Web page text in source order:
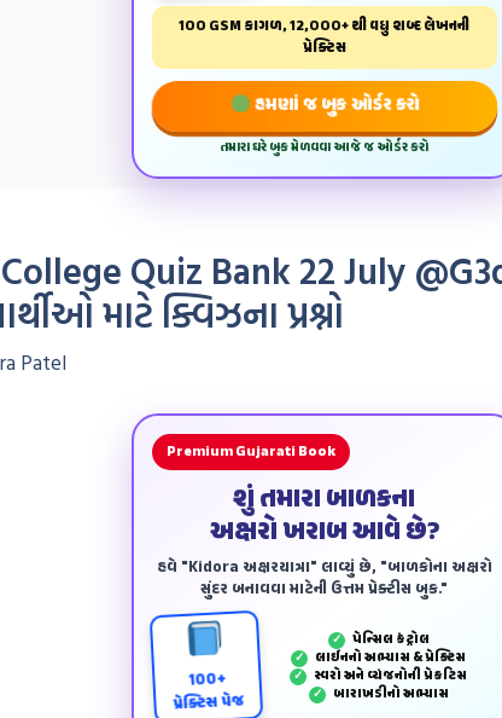
100 GSM કાગળ, 12,000+ થી વધુ શબ્દ લેખનની
પ્રેક્ટિસ
હમણાં જ બુક ઓર્ડર કરો
તમારા ઘરે બુક મેળવવા આજે જ ઓર્ડર કરો
Quiz Bank 22 July
માટે ક્વિઝના પ્રશ્નો
Patel
Premium Gujarati Book
શું તમારા બાળકના
અક્ષરો ખરાબ આવે છે?
હવે "Kidora અક્ષરયાત્રા" લાવ્યું છે, "બાળકોના અક્ષરો
સુંદર બનાવવા માટેની ઉત્તમ પ્રેક્ટીસ બુક."
100+
પ્રેક્ટિસ પેજ
✓ પેન્‍સિલ કંટ્રોલ
✓ લાઈનનો અભ્યાસ & પ્રેક્ટિસ
✓ સ્વરો અને વ્યંજનોની પ્રેકટિસ
✓ બારાખડીનો અભ્યાસ